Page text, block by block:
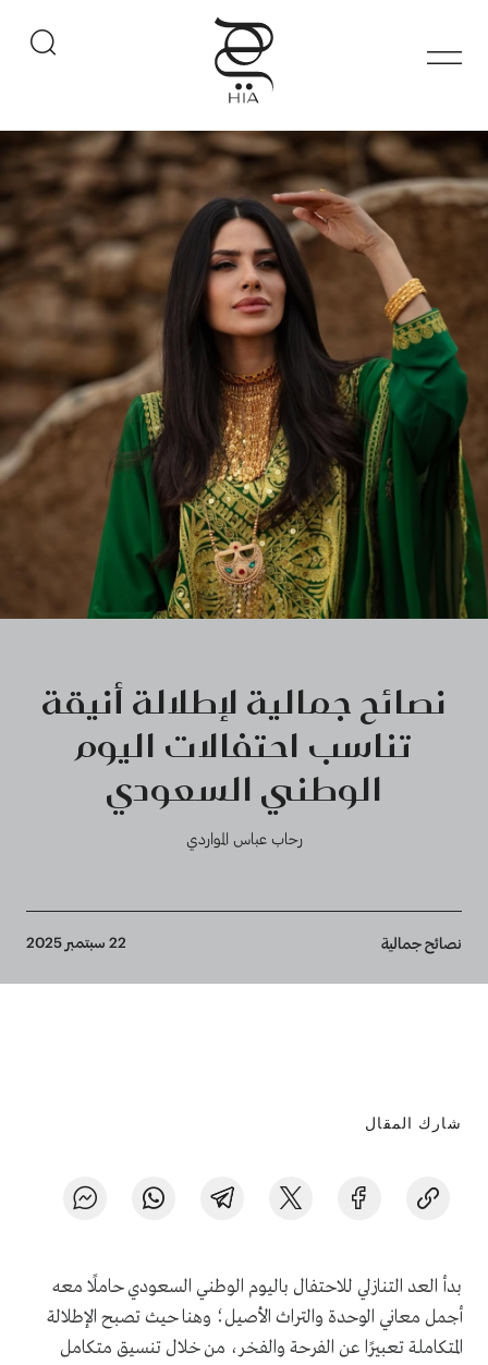
نصائح جمالية لإطلالة أنيقة
تناسب احتفالات اليوم
الوطني السعودي
رحاب عباس المواردي
Breadcrumb
نصائح جمالية 22 سبتمبر 2025
شارك المقال
بدأ العد التنازلي للاحتفال باليوم الوطني السعودي حاملًا معه
أجمل معاني الوحدة والتراث الأصيل؛ وهنا حيث تصبح الإطلالة
المتكاملة تعبيرًا عن الفرحة والفخر، من خلال تنسيق متكامل